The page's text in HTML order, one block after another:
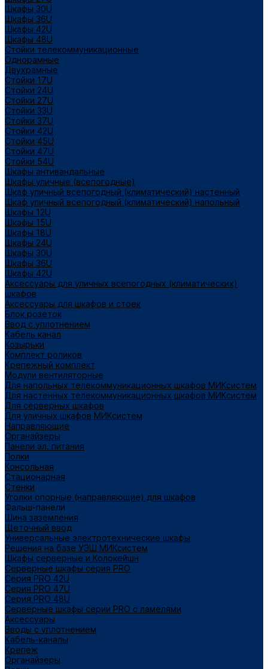
Шкафы 30U
Шкафы 36U
Шкафы 42U
Шкафы 48U
Стойки телекоммуникационные
Однорамные
Двухрамные
Стойки 17U
Стойки 24U
Стойки 27U
Стойки 33U
Стойки 37U
Стойки 42U
Стойки 45U
Стойки 47U
Стойки 54U
Шкафы антивандальные
Шкафы уличные (всепогодные)
Шкаф уличный всепогодный (климатический) настенный
Шкаф уличный всепогодный (климатический) напольный
Шкафы 12U
Шкафы 15U
Шкафы 18U
Шкафы 24U
Шкафы 30U
Шкафы 36U
Шкафы 42U
Аксессуары для уличных всепогодных (климатических)
шкафов
Аксессуары для шкафов и стоек
Блок розеток
Ввод с уплотнением
Кабель канал
Козырьки
Комплект роликов
Крепежный комплект
Модули вентиляторные
Для напольных телекоммуникационных шкафов МИКсистем
Для настенных телекоммуникационных шкафов МИКсистем
Для серверных шкафов
Для уличных шкафов МИКсистем
Направляющие
Органайзеры
Панели эл. питания
Полки
Консольная
Стационарная
Стенки
Уголки опорные (направляющие) для шкафов
Фальш-панели
Шина заземления
Щеточный ввод
Универсальные электротехнические шкафы
Решения на базе УЭШ МИКсистем
Шкафы серверные и Колокейшн
Серверные шкафы серия PRO
Серия PRO 42U
Серия PRO 47U
Серия PRO 48U
Серверные шкафы серии PRO с ламелями
Аксессуары
Вводы с уплотнением
Кабель-каналы
Крепеж
Органайзеры